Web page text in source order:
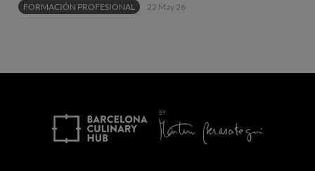
FORMACIÓN PROFESIONAL 22 May 26